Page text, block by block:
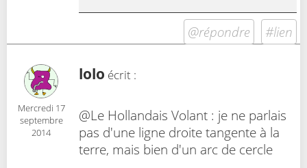
@répondre #lien
Mercredi 17
septembre
2014
lolo écrit :
@Le Hollandais Volant : je ne parlais
pas d'une ligne droite tangente à la
terre, mais bien d'un arc de cercle